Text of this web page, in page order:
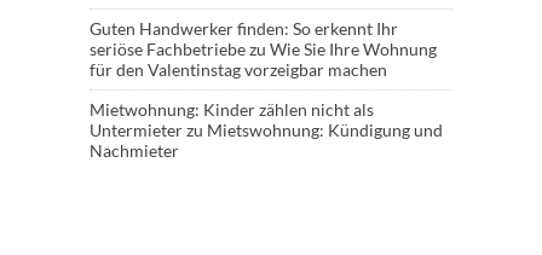
Guten Handwerker finden: So erkennt Ihr
seriöse Fachbetriebezu Wie Sie Ihre Wohnung
für den Valentinstag vorzeigbar machen
Mietwohnung: Kinder zählen nicht als
Untermieterzu Mietswohnung: Kündigung und
Nachmieter